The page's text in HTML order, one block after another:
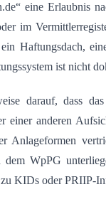
eine Erlaubnis
im
Haftungsdach,
ist nicht
darauf, dass
einer anderen
Anlageformen
dem WpPG
KIDs oder PRIIP-